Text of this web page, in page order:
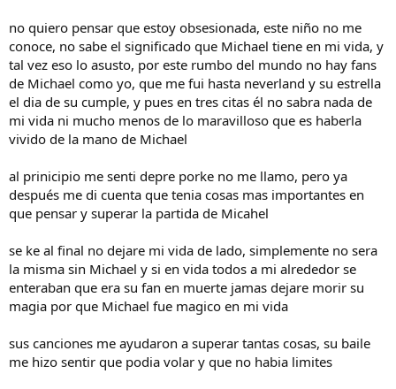
no quiero pensar que estoy obsesionada, este niño no me
conoce, no sabe el significado que Michael tiene en mi vida, y
tal vez eso lo asusto, por este rumbo del mundo no hay fans
de Michael como yo, que me fui hasta neverland y su estrella
el dia de su cumple, y pues en tres citas él no sabra nada de
mi vida ni mucho menos de lo maravilloso que es haberla
vivido de la mano de Michael
al prinicipio me senti depre porke no me llamo, pero ya
después me di cuenta que tenia cosas mas importantes en
que pensar y superar la partida de Micahel
se ke al final no dejare mi vida de lado, simplemente no sera
la misma sin Michael y si en vida todos a mi alrededor se
enteraban que era su fan en muerte jamas dejare morir su
magia por que Michael fue magico en mi vida
sus canciones me ayudaron a superar tantas cosas, su baile
me hizo sentir que podia volar y que no habia limites